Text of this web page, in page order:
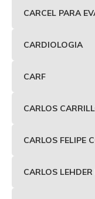
CARCEL PARA
CARDIOLOGIA
CARF
CARLOS
CARLOS FELIPE
CARLOS